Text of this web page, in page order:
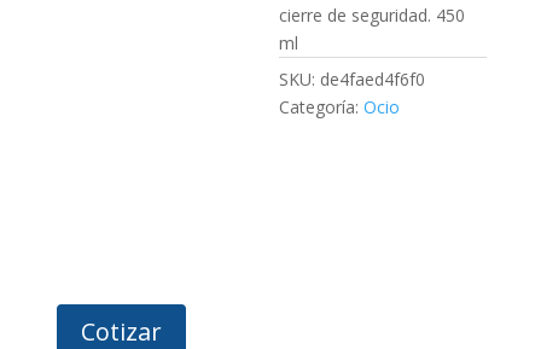
cierre de seguridad. 450
ml
SKU: de4faed4f6f0
Categoría:Ocio
Cotizar